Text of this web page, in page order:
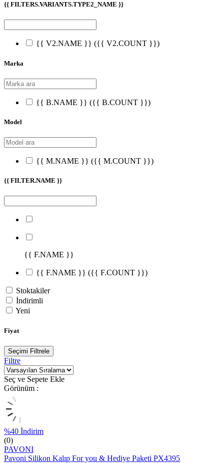
{{ FILTERS.VARIANTS.TYPE2_NAME }}
{{ V2.NAME }} ({{ V2.COUNT }})
Marka
{{ B.NAME }} ({{ B.COUNT }})
Model
{{ M.NAME }} ({{ M.COUNT }})
{{ FILTER.NAME }}
{{ F.NAME }}
{{ F.NAME }} ({{ F.COUNT }})
Stoktakiler
İndirimli
Yeni
Fiyat
Seçimi Filtrele
Filtre
Seç ve Sepete Ekle
Görünüm :
%40 İndirim
(0)
PAVONI
Pavoni Silikon Kalıp For you & Hediye Paketi PX4395